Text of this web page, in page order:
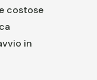
costose
in